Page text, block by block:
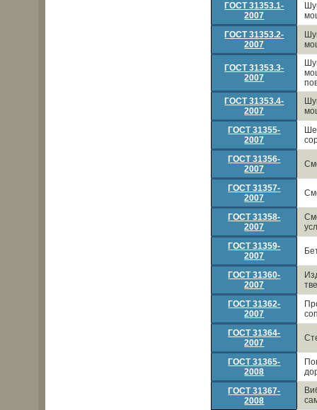
ГОСТ 31353.1-
2007
ГОСТ 31353.2-
2007
ГОСТ 31353.3-
2007
ГОСТ 31353.4-
2007
ГОСТ 31355-
2007
ГОСТ 31356-
2007
ГОСТ 31357-
2007
ГОСТ 31358-
2007
ГОСТ 31359-
2007
ГОСТ 31360-
2007
ГОСТ 31362-
2007
ГОСТ 31364-
2007
ГОСТ 31365-
2008
ГОСТ 31367-
2008